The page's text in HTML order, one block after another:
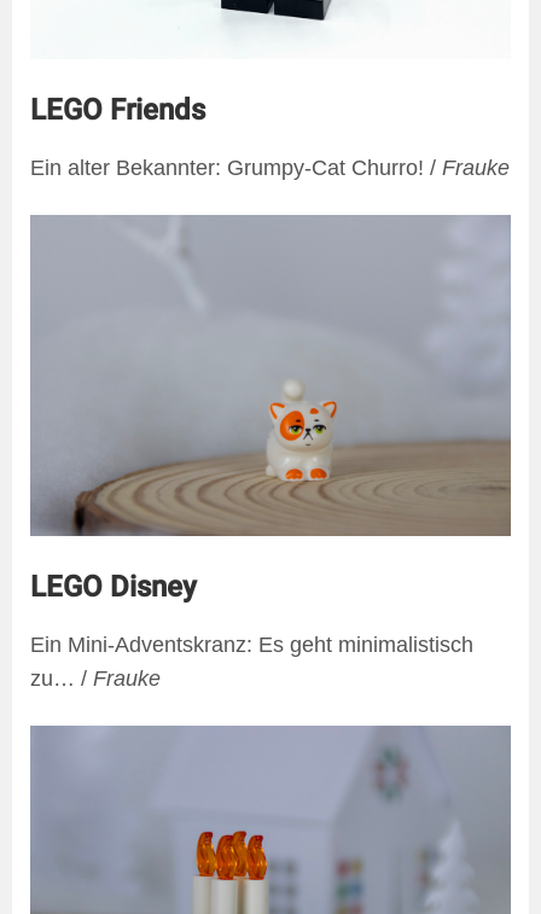
LEGO Friends
Ein alter Bekannter: Grumpy-Cat Churro! / Frauke
LEGO Disney
Ein Mini-Adventskranz: Es geht minimalistisch
zu… / Frauke